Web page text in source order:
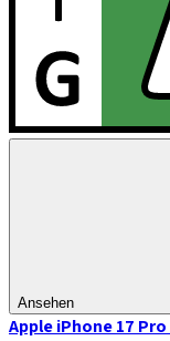
Ansehen
Apple iPhone 17 Pro